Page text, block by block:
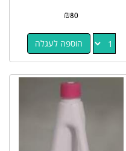
₪80
הוספה לעגלה